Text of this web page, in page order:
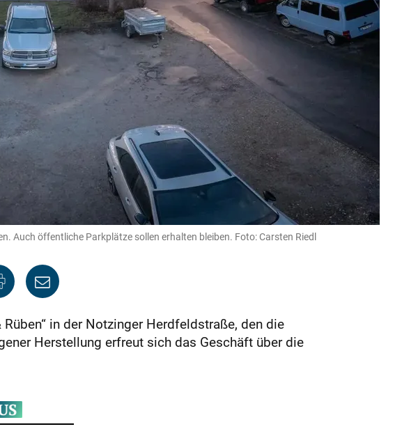
Auch öffentliche Parkplätze sollen erhalten bleiben. Foto: Carsten Riedl
in der Notzinger Herdfeldstraße, den die
Herstellung erfreut sich das Geschäft über die